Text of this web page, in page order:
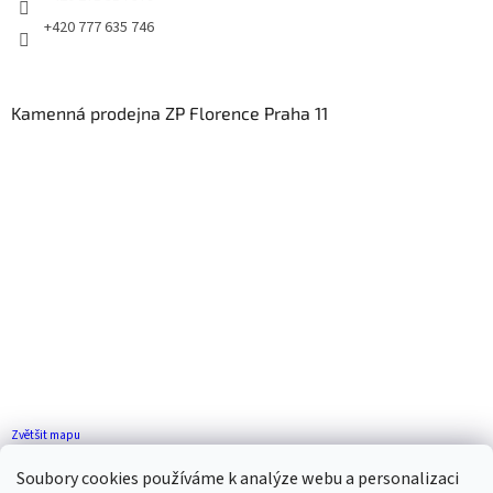
Soubory cookies používáme k analýze webu a personalizaci
+420 777 635 746
Kamenná prodejna ZP Florence Praha 11
Zvětšit mapu